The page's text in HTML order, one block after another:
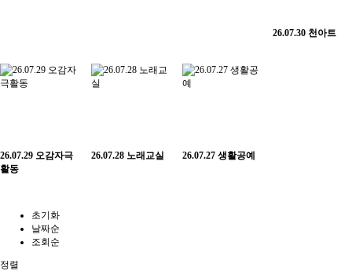
26.07.30 천아트
26.07.29 오감자극
활동
26.07.28 노래교실 26.07.27 생활공예
초기화
날짜순
조회순
정렬